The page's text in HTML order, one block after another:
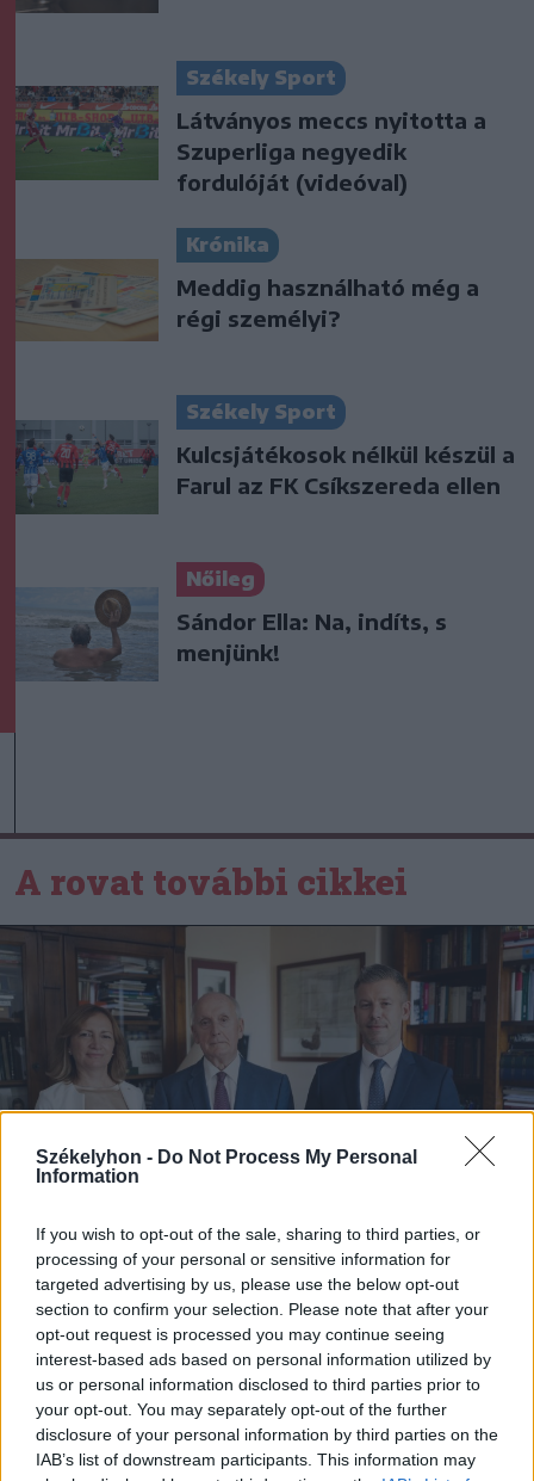
Székelyhon - Do Not Process My Personal
Information
If you wish to opt-out of the sale, sharing to third parties, or
processing of your personal or sensitive information for
targeted advertising by us, please use the below opt-out
section to confirm your selection. Please note that after your
opt-out request is processed you may continue seeing
interest-based ads based on personal information utilized by
us or personal information disclosed to third parties prior to
your opt-out. You may separately opt-out of the further
disclosure of your personal information by third parties on the
IAB’s list of downstream participants. This information may
Székely Sport
Látványos meccs nyitotta a
Szuperliga negyedik
fordulóját (videóval)
Krónika
Meddig használható még a
régi személyi?
Székely Sport
Kulcsjátékosok nélkül készül a
Farul az FK Csíkszereda ellen
Nőileg
Sándor Ella: Na, indíts, s
menjünk!
A rovat további cikkei
2026. augusztus 08., szombat
Baka András elfogadta a felkérést a
köztársasági elnöki tisztségre